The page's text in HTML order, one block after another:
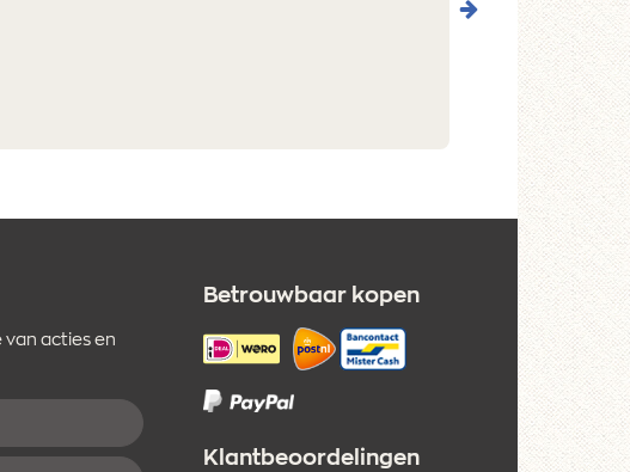
van acties en
Betrouwbaar kopen
Klantbeoordelingen